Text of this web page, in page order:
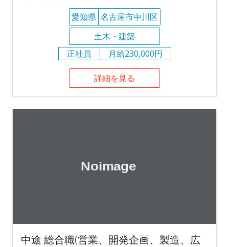
愛知県 名古屋市中川区
土木・建築
正社員
月給230,000円
詳細を見る
中途 総合職(営業、開発企画、製造、広